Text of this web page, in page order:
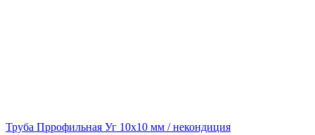
Труба Пррофильная Уг 10х10 мм / некондиция